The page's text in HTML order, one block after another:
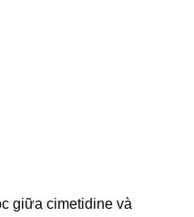
giữa cimetidine và